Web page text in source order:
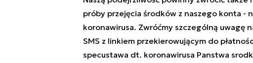
próby przejęcia środków z naszego konta -
koronawirusa. Zwróćmy szczególną uwagę
SMS z linkiem przekierowującym do
specustawa dt. koronawirusa Panstwa